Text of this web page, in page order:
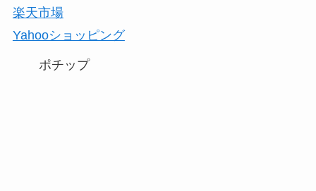
楽天市場
Yahooショッピング
ポチップ